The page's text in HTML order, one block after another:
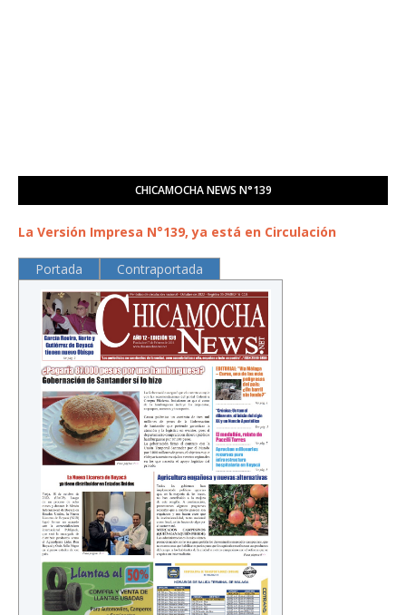
CHICAMOCHA NEWS N°139
La Versión Impresa N°139, ya está en Circulación
Portada Contraportada